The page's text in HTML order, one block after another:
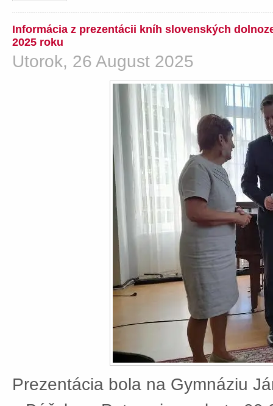
Informácia z prezentácii kníh slovenských
2025 roku
Utorok, 26 August 2025
Prezentácia bola na Gymnáziu